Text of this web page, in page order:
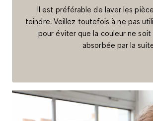
Il est préférable de laver les
teindre. Veillez toutefois à ne pas
pour éviter que la couleur ne soit
absorbée par la